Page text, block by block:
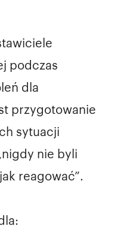
podczas
dla
przygotowanie
sytuacji
nie byli
reagować”.